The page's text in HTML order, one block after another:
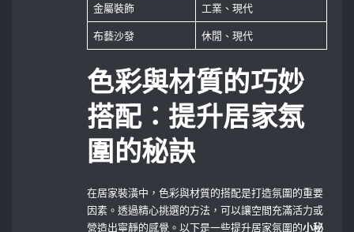
金屬裝飾
工業、現代
布藝沙發
休閒、現代
色彩與材質的巧妙
搭配：提升居家氛
圍的秘訣
在居家裝潢中，色彩與材質的搭配是打造氛圍的重要
因素。透過精心挑選的方法，可以讓空間充滿活力或
營造出寧靜的感覺。以下是一些提升居家氛圍的小秘